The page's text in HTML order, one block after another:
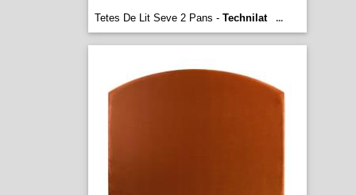
Tetes De Lit Seve 2 Pans - Technilat ...